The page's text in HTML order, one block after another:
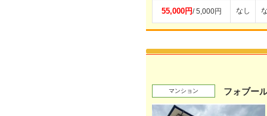
55,000円/ 5,000円 なし
マンション フォブー